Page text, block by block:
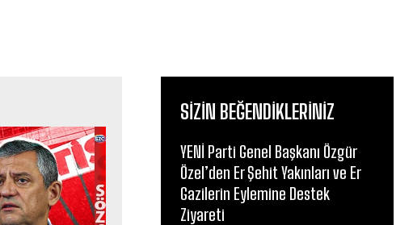
SIZIN BEĞENDIKLERINIZ
YENİ Parti Genel Başkanı Özgür
Özel’den Er Şehit Yakınları ve Er
Gazilerin Eylemine Destek
Ziyareti